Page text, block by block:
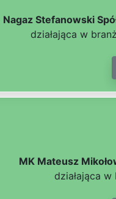
Nagaz Stefanowski
działająca w
MK Mateusz
działająca